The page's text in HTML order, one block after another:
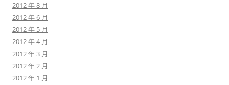
2012 年 8 月
2012 年 6 月
2012 年 5 月
2012 年 4 月
2012 年 3 月
2012 年 2 月
2012 年 1 月